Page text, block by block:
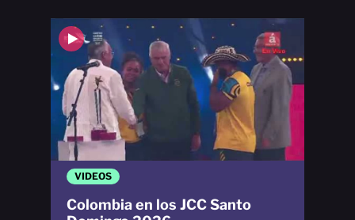
VIDEOS
Colombia en los JCC Santo